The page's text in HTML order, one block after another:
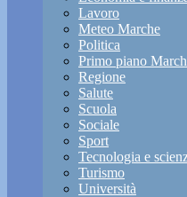
Lavoro
Meteo Marche
Politica
Primo piano
Regione
Salute
Scuola
Sociale
Sport
Tecnologia e
Turismo
Università